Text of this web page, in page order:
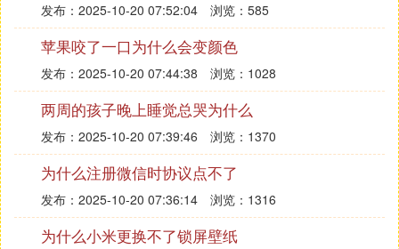
发布：2025-10-20 07:52:04 浏览：585
苹果咬了一口为什么会变颜色
发布：2025-10-20 07:44:38 浏览：1028
两周的孩子晚上睡觉总哭为什么
发布：2025-10-20 07:39:46 浏览：1370
为什么注册微信时协议点不了
发布：2025-10-20 07:36:14 浏览：1316
为什么小米更换不了锁屏壁纸